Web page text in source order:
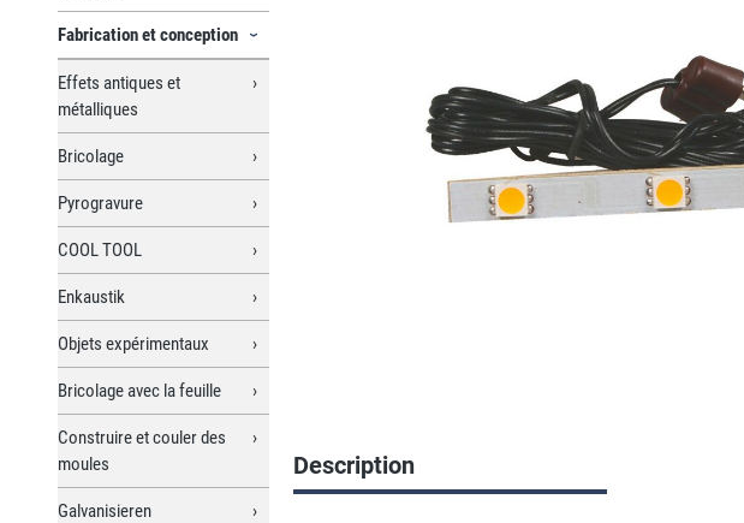
Fabrication et conception
Effets antiques et
métalliques
Bricolage
Pyrogravure
COOL TOOL
Enkaustik
Objets expérimentaux
Bricolage avec la feuille
Construire et couler des
moules
Galvanisieren
Description